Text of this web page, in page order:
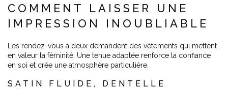
COMMENT LAISSER UNE
IMPRESSION INOUBLIABLE
Les rendez-vous à deux demandent des vêtements qui mettent
en valeur la féminité. Une tenue adaptée renforce la confiance
en soi et crée une atmosphère particulière.
SATIN FLUIDE, DENTELLE